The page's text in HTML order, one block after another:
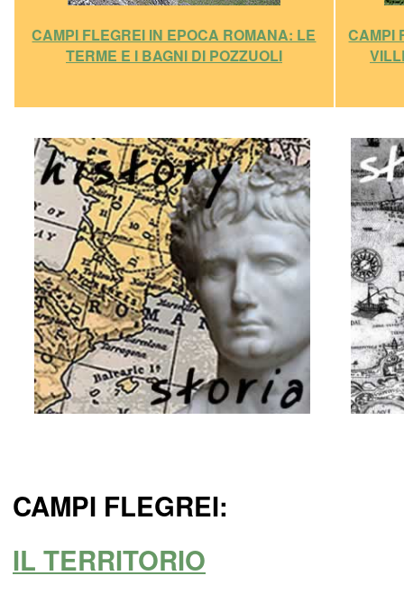
CAMPI FLEGREI IN EPOCA ROMANA: LE
TERME E I BAGNI DI POZZUOLI
CAMPI
CAMPI FLEGREI:
IL TERRITORIO